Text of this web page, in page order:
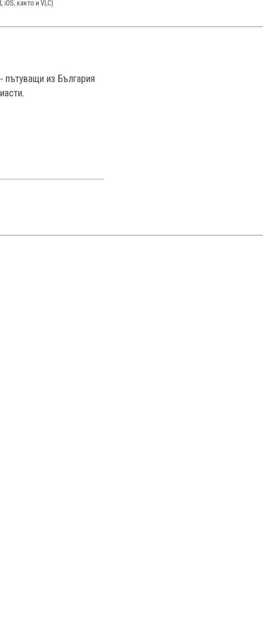
както и VLC)
пътуващи из България